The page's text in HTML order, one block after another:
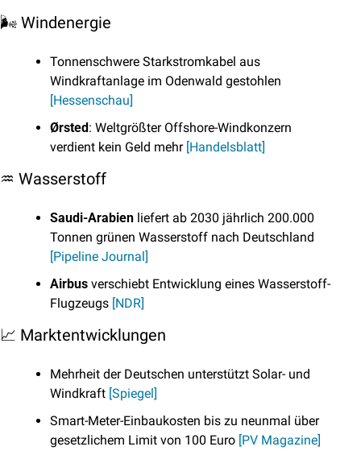
🌬️ Windenergie
Tonnenschwere Starkstromkabel aus
[Hessenschau]
Ørsted: Weltgrößter Offshore-Windkonzern
verdient kein Geld mehr [Handelsblatt]
♒ Wasserstoff
Saudi-Arabien liefert ab 2030 jährlich 200.000
[Pipeline Journal]
Airbus verschiebt Entwicklung eines Wasserstoff-
Flugzeugs [NDR]
📈 Marktentwicklungen
Mehrheit der Deutschen unterstützt Solar- und
Windkraft [Spiegel]
Smart-Meter-Einbaukosten bis zu neunmal über
gesetzlichem Limit von 100 Euro [PV Magazine]